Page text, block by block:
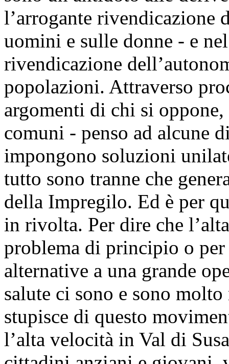
l’arrogante rivendicazione
uomini e sulle donne - e
rivendicazione
popolazioni. Attraverso
argomenti di chi si
comuni - penso ad alcune
impongono soluzioni
tutto sono tranne che
della Impregilo. Ed è per
in rivolta. Per dire che
problema di principio o
alternative a una grande
salute ci sono e sono
stupisce di questo
l’alta velocità in Val di